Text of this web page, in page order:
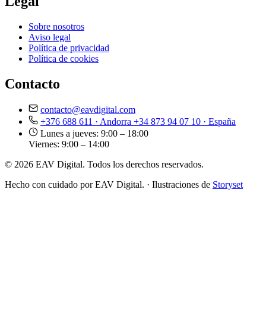
Sobre nosotros
Aviso legal
Política de privacidad
Política de cookies
Contacto
contacto@eavdigital.com
+376 688 611 · Andorra +34 873 94 07 10 · España
Lunes a jueves: 9:00 – 18:00
Viernes: 9:00 – 14:00
© 2026 EAV Digital. Todos los derechos reservados.
Hecho con cuidado por EAV Digital. · Ilustraciones de Storyset